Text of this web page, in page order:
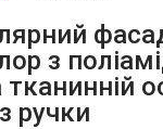
з
ручки